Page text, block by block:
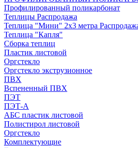
Профилированный поликарбонат
Теплицы Распродажа
Теплица "Мини" 2х3 метра
Теплица "Капля"
Сборка теплиц
Пластик листовой
Оргстекло
Оргстекло экструзионное
ПВХ
Вспененный ПВХ
ПЭТ
ПЭТ-А
АБС пластик листовой
Полистирол листовой
Оргстекло
Комплектующие